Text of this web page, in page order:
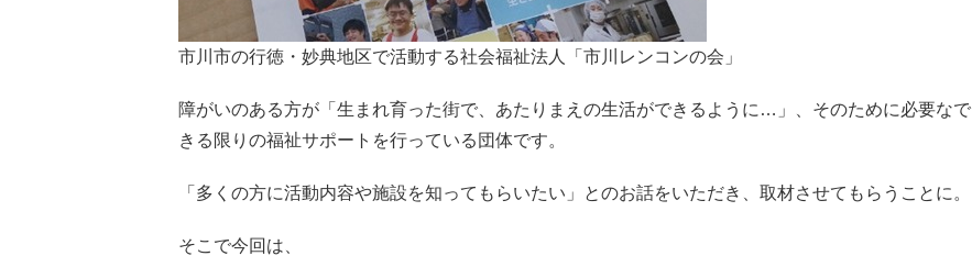
市川市の行徳・妙典地区で活動する社会福祉法人「市川レンコンの会」
障がいのある方が「生まれ育った街で、あたりまえの生活ができるように…」、そのために必要なで
きる限りの福祉サポートを行っている団体です。
「多くの方に活動内容や施設を知ってもらいたい」とのお話をいただき、取材させてもらうことに。
そこで今回は、